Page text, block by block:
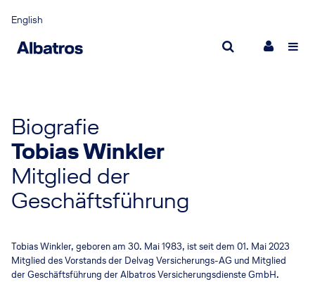
English
Partnerschaft für Erfolg
Einstieg bei Albatros
Karriere
Biografie
Tobias Winkler
Mitglied der
Geschäftsführung
Tobias Winkler, geboren am 30. Mai 1983, ist seit dem 01. Mai 2023
Mitglied des Vorstands der Delvag Versicherungs-AG und Mitglied
der Geschäftsführung der Albatros Versicherungsdienste GmbH.